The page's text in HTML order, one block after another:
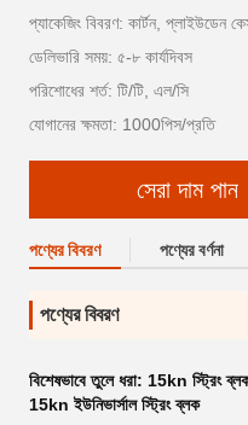
প্যাকেজিং বিবরণ: কার্টন, প্লাইউডেন
ডেলিভারি সময়: ৫-৮ কার্যদিবস
পরিশোধের শর্ত: টি/টি, এল/সি
যোগানের ক্ষমতা: 1000পিস/প্রতি
সেরা দাম পান
পণ্যের বিবরণ পণ্যের বর্ণনা
পণ্যের বিবরণ
বিশেষভাবে তুলে ধরা: 15kn স্ট্রিং
15kn ইউনিভার্সাল স্ট্রিং ব্লক